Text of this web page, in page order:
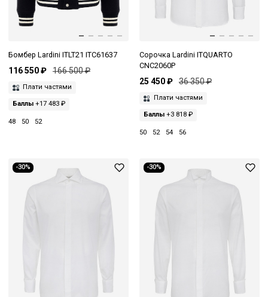
Бомбер Lardini ITLT21 ITC61637
116 550 ₽ 166 500 ₽
Плати частями
Баллы +17 483 ₽
48 50 52
Сорочка Lardini ITQUARTO
CNC2060P
25 450 ₽ 36 350 ₽
Плати частями
Баллы+3 818 ₽
50 52 54 56
-30% -30%